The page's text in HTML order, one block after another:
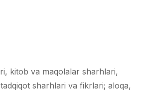
kitob va maqolalar sharhlari,
sharhlari va fikrlari; aloqa,